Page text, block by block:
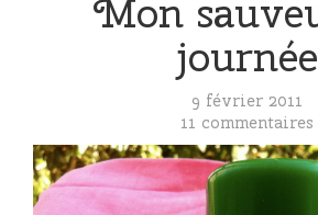
Mon
journée
9 février 2011
11 commentaires